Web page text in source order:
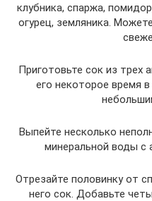
клубника, спаржа,
огурец, земляника.
Приготовьте сок из трех
его некоторое время
Выпейте несколько
минеральной воды с
Отрезайте половинку от
него сок. Добавьте